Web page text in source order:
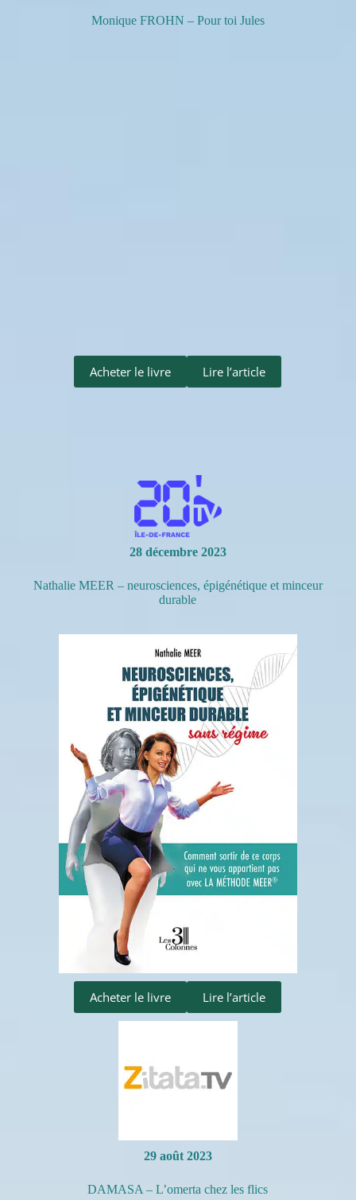
Monique FROHN – Pour toi Jules
Acheter le livre Lire l’article
28 décembre 2023
Nathalie MEER – neurosciences, épigénétique et minceur
durable
Acheter le livre Lire l’article
29 août 2023
DAMASA – L’omerta chez les flics